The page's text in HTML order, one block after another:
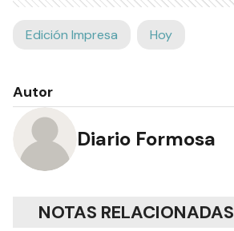
Edición Impresa Hoy
Autor
Diario Formosa
NOTAS RELACIONADAS